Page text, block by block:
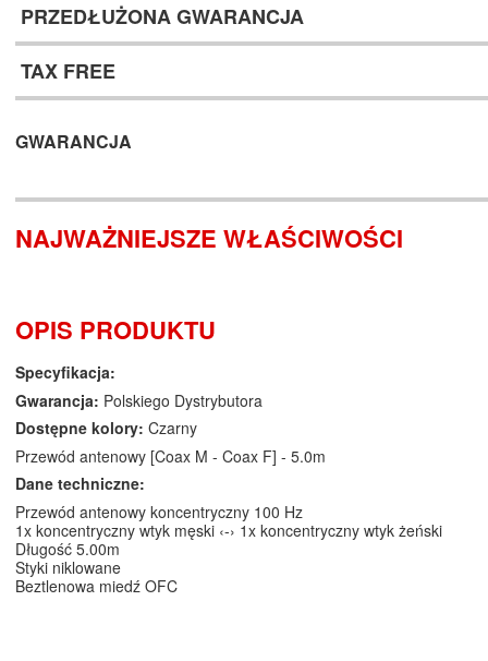
PRZEDŁUŻONA GWARANCJA
TAX FREE
GWARANCJA
NAJWAŻNIEJSZE WŁAŚCIWOŚCI
OPIS PRODUKTU
Specyfikacja:
Gwarancja: Polskiego Dystrybutora
Dostępne kolory: Czarny
Przewód antenowy [Coax M - Coax F] - 5.0m
Dane techniczne:
Przewód antenowy koncentryczny 100 Hz
1x koncentryczny wtyk męski ‹-› 1x koncentryczny wtyk żeński
Długość 5.00m
Styki niklowane
Beztlenowa miedź OFC